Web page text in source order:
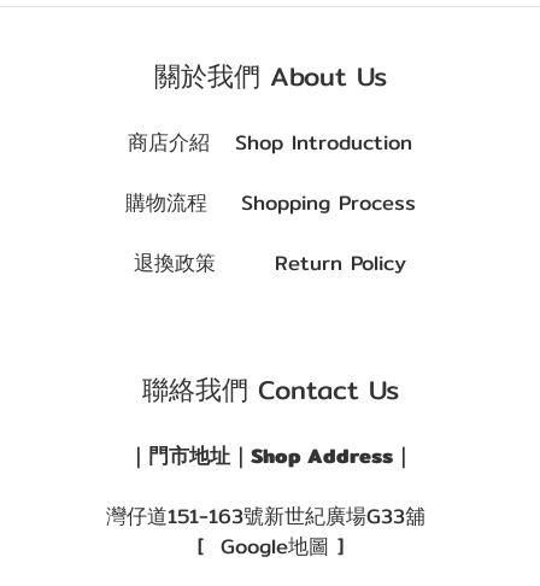
關於我們 About Us
商店介紹 Shop Introduction
購物流程 Shopping Process
退換政策 Return Policy
聯絡我們 Contact Us
｜門市地址｜Shop Address｜
灣仔道151-163號新世紀廣場G33舖
[ Google地圖 ]